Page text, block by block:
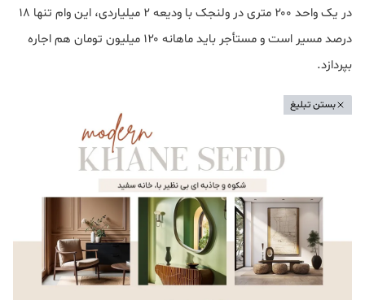
در یک واحد ۲۰۰ متری در ولنجک با ودیعه ۲ میلیاردی، این وام تنها ۱۸
درصد مسیر است و مستأجر باید ماهانه ۱۲۰ میلیون تومان هم اجاره
بپردازد.
بستن تبلیغ